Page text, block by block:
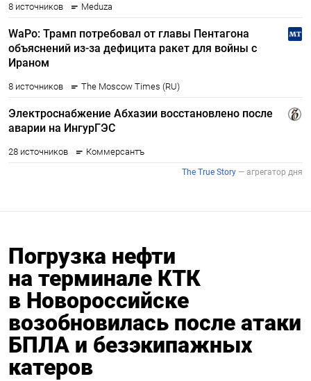
Погрузка нефти
на терминале КТК
в Новороссийске
возобновилась после атаки
БПЛА и безэкипажных
катеров